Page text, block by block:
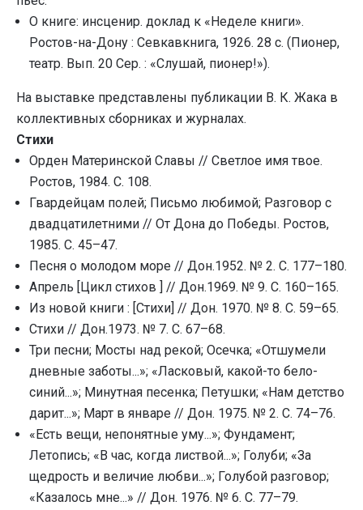
О книге: инсценир. доклад к «Неделе книги».
Ростов-на-Дону : Севкавкнига, 1926. 28 с. (Пионер,
театр. Вып. 20 Сер. : «Слушай, пионер!»).
На выставке представлены публикации В. К. Жака в
коллективных сборниках и журналах.
Стихи
Орден Материнской Славы // Светлое имя твое.
Ростов, 1984. C. 108.
Гвардейцам полей; Письмо любимой; Разговор с
двадцатилетними // От Дона до Победы. Ростов,
1985. C. 45–47.
Песня о молодом море // Дон.1952. № 2. С. 177–180.
Апрель [Цикл стихов ] // Дон.1969. № 9. С. 160–165.
Из новой книги : [Стихи] // Дон. 1970. № 8. С. 59–65.
Стихи // Дон.1973. № 7. С. 67–68.
Три песни; Мосты над рекой; Осечка; «Отшумели
дневные заботы...»; «Ласковый, какой-то бело-
синий...»; Минутная песенка; Петушки; «Нам детство
дарит...»; Март в январе // Дон. 1975. № 2. С. 74–76.
«Есть вещи, непонятные уму...»; Фундамент;
Летопись; «В час, когда листвой...»; Голуби; «За
щедрость и величие любви...»; Голубой разговор;
«Казалось мне...» // Дон. 1976. № 6. C. 77–79.